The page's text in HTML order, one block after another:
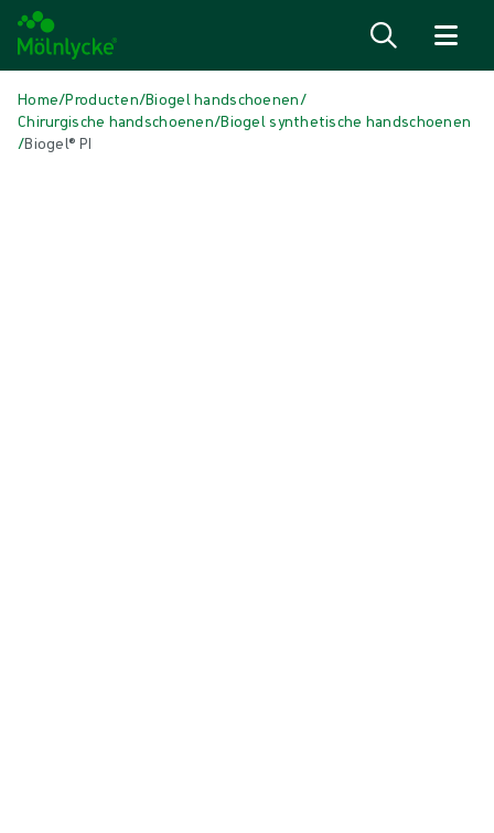
Home/Producten/Biogel handschoenen/
Chirurgische handschoenen/Biogel synthetische handschoenen
/Biogel® PI